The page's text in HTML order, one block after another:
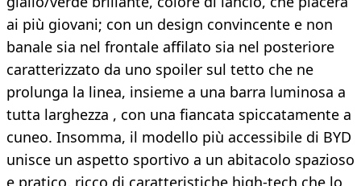
ai più giovani; con un design convincente e non
banale sia nel frontale affilato sia nel posteriore
caratterizzato da uno spoiler sul tetto che ne
prolunga la linea, insieme a una barra luminosa a
tutta larghezza , con una fiancata spiccatamente a
cuneo. Insomma, il modello più accessibile di BYD
unisce un aspetto sportivo a un abitacolo spazioso
e pratico, ricco di caratteristiche high-tech che lo